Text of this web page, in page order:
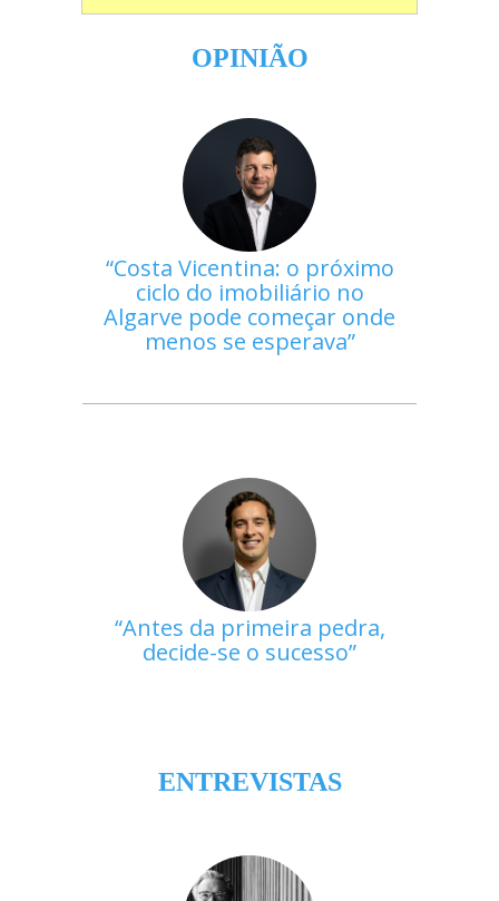
OPINIÃO
Costa Vicentina: o próximo
ciclo do imobiliário no
Algarve pode começar onde
menos se esperava
Antes da primeira pedra,
decide-se o sucesso
ENTREVISTAS